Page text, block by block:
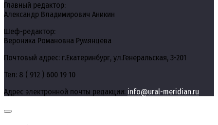
Главный редактор:
Александр Владимирович Аникин
Шеф-редактор:
Вероника Романовна Румянцева
Почтовый адрес: г.Екатеринбург, ул.Генеральская, 3-201
Тел: 8 ( 912 ) 600 19 10
Адрес электронной почты редакции: info@ural-meridian.ru